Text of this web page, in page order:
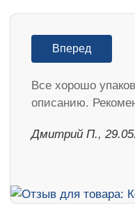
Вперед
Все хорошо
описанию.
Дмитрий П.,